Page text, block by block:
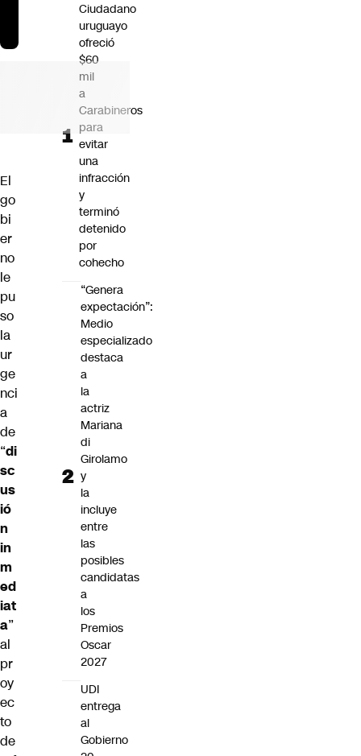
El
go
bi
er
no
le
pu
so
la
ur
ge
nci
a
de
“di
sc
us
ió
n
in
m
ed
iat
a”
al
pr
oy
ec
to
de
Ciudadano
uruguayo
ofreció
$60
mil
a
Carabineros
para
evitar
una
infracción
y
terminó
detenido
por
cohecho
“Genera
expectación”:
Medio
especializado
destaca
a
la
actriz
Mariana
di
Girolamo
y
la
incluye
entre
las
posibles
candidatas
a
los
Premios
Oscar
2027
UDI
entrega
al
Gobierno